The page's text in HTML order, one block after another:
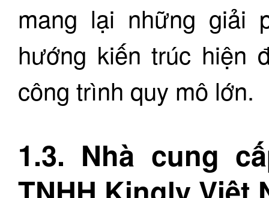
mang lại những giải
hướng kiến trúc hiện
công trình quy mô lớn.
1.3. Nhà cung